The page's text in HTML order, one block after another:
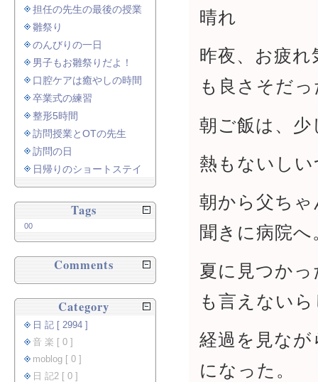
晴れ
昨夜、お疲
も良さそだ
朝ご飯は、
熱もないし
朝から父ち
聞きに病院へ
夏に見つか
も言えない
経過を見な
になった。
担任の先生の最後の授業
雛祭り
のんびりの一日
男子もお雛祭りだよ！
口腔ケアは癒やしの時間
卒業式の練習
整形5時間
訪問授業とOTの先生
訪問の日
日帰りのショートステイ
Tags
00
Comments
Category
日 記 [ 2994 ]
音 楽 [ 0 ]
moblog [ 0 ]
日 記2 [ 0 ]